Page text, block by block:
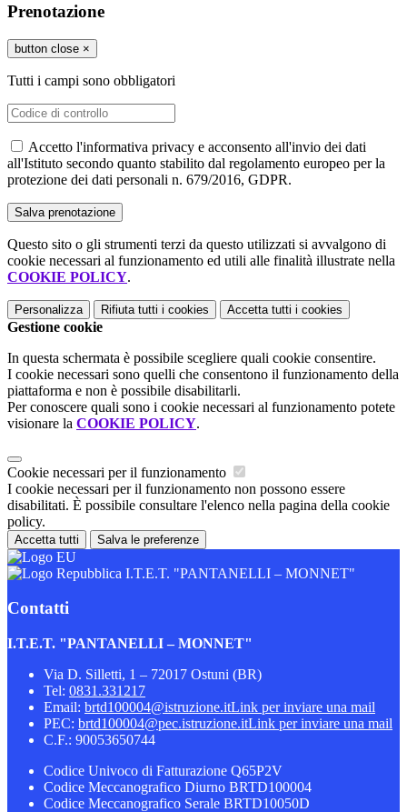
Prenotazione
button close ×
Tutti i campi sono obbligatori
Accetto l'informativa privacy e acconsento all'invio dei dati
all'Istituto secondo quanto stabilito dal regolamento europeo per la
protezione dei dati personali n. 679/2016, GDPR.
Questo sito o gli strumenti terzi da questo utilizzati si avvalgono di
cookie necessari al funzionamento ed utili alle finalità illustrate nella
COOKIE POLICY.
Personalizza Rifiuta tutti i cookies Accetta tutti i cookies
Gestione cookie
In questa schermata è possibile scegliere quali cookie consentire.
I cookie necessari sono quelli che consentono il funzionamento della
piattaforma e non è possibile disabilitarli.
Per conoscere quali sono i cookie necessari al funzionamento potete
visionare la COOKIE POLICY.
Cookie necessari per il funzionamento
I cookie necessari per il funzionamento non possono essere
disabilitati. È possibile consultare l'elenco nella pagina della cookie
policy.
Accetta tutti Salva le preferenze
I.T.E.T. "PANTANELLI – MONNET"
Contatti
I.T.E.T. "PANTANELLI – MONNET"
Via D. Silletti, 1 – 72017 Ostuni (BR)
Tel: 0831.331217
Email: brtd100004@istruzione.itLink per inviare una mail
PEC: brtd100004@pec.istruzione.itLink per inviare una mail
C.F.: 90053650744
Codice Univoco di Fatturazione Q65P2V
Codice Meccanografico Diurno BRTD100004
Codice Meccanografico Serale BRTD10050D